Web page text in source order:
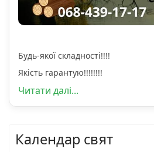
Будь-якої складності!!!!
Якість гарантую!!!!!!!!
Читати далі...
Календар свят